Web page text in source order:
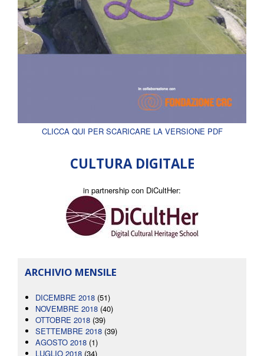
CLICCA QUI PER SCARICARE LA VERSIONE PDF
CULTURA DIGITALE
in partnership con DiCultHer:
ARCHIVIO MENSILE
DICEMBRE 2018 (51)
NOVEMBRE 2018 (40)
OTTOBRE 2018 (39)
SETTEMBRE 2018 (39)
AGOSTO 2018 (1)
LUGLIO 2018 (34)